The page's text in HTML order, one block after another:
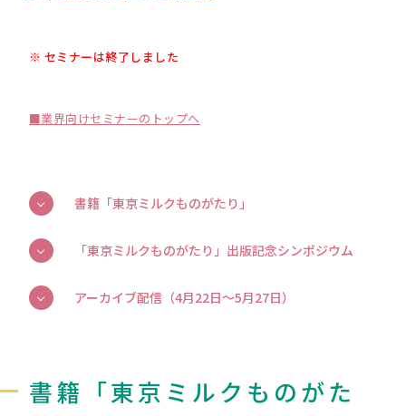
※ セミナーは終了しました
■業界向けセミナーのトップへ
書籍「東京ミルクものがたり」
「東京ミルクものがたり」出版記念シンポジウム
アーカイブ配信（4月22日～5月27日）
書籍「東京ミルクものがた